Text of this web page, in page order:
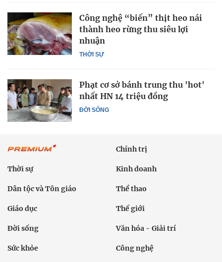
THỜI SỰ
Công nghệ “biến” thịt heo nái
thành heo rừng thu siêu lợi
nhuận
ĐỜI SỐNG
Phạt cơ sở bánh trung thu 'hot'
nhất HN 14 triệu đồng
Chính trị
Thời sự Kinh doanh
Dân tộc và Tôn giáo Thể thao
Giáo dục Thế giới
Đời sống Văn hóa - Giải trí
Sức khỏe Công nghệ